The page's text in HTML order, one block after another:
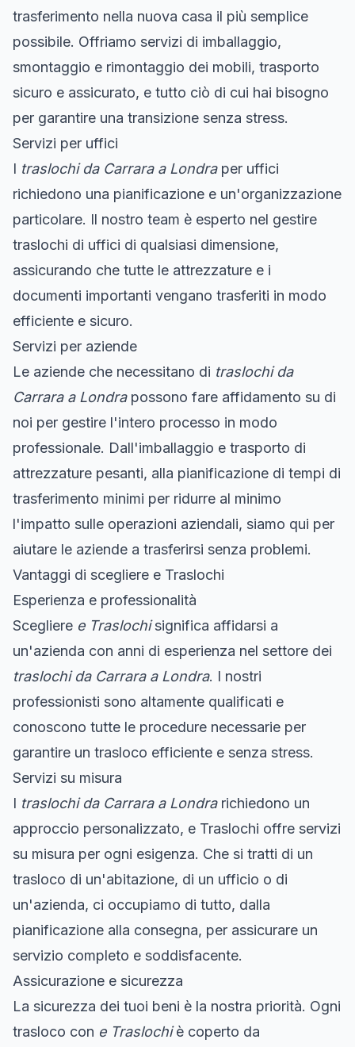
trasferimento nella nuova casa il più semplice
possibile. Offriamo servizi di imballaggio,
smontaggio e rimontaggio dei mobili, trasporto
sicuro e assicurato, e tutto ciò di cui hai bisogno
per garantire una transizione senza stress.
Servizi per uffici
I traslochi da Carrara a Londraper uffici
richiedono una pianificazione e un'organizzazione
particolare. Il nostro team è esperto nel gestire
traslochi di uffici di qualsiasi dimensione,
assicurando che tutte le attrezzature e i
documenti importanti vengano trasferiti in modo
efficiente e sicuro.
Servizi per aziende
Le aziende che necessitano di traslochi da
Carrara a Londrapossono fare affidamento su di
noi per gestire l'intero processo in modo
professionale. Dall'imballaggio e trasporto di
attrezzature pesanti, alla pianificazione di tempi di
trasferimento minimi per ridurre al minimo
l'impatto sulle operazioni aziendali, siamo qui per
aiutare le aziende a trasferirsi senza problemi.
Vantaggi di scegliere e Traslochi
Esperienza e professionalità
Scegliere e Traslochisignifica affidarsi a
un'azienda con anni di esperienza nel settore dei
traslochi da Carrara a Londra. I nostri
professionisti sono altamente qualificati e
conoscono tutte le procedure necessarie per
garantire un trasloco efficiente e senza stress.
Servizi su misura
I traslochi da Carrara a Londrarichiedono un
approccio personalizzato, e Traslochi offre servizi
su misura per ogni esigenza. Che si tratti di un
trasloco di un'abitazione, di un ufficio o di
un'azienda, ci occupiamo di tutto, dalla
pianificazione alla consegna, per assicurare un
servizio completo e soddisfacente.
Assicurazione e sicurezza
La sicurezza dei tuoi beni è la nostra priorità. Ogni
trasloco con e Traslochiè coperto da